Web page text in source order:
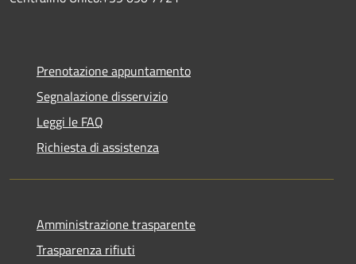
Prenotazione appuntamento
Segnalazione disservizio
Leggi le FAQ
Richiesta di assistenza
Amministrazione trasparente
Trasparenza rifiuti